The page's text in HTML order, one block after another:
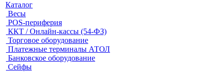
Каталог
Весы
POS-периферия
ККТ / Онлайн-кассы (54-ФЗ)
Торговое оборудование
Платежные терминалы АТОЛ
Банковское оборудование
Сейфы